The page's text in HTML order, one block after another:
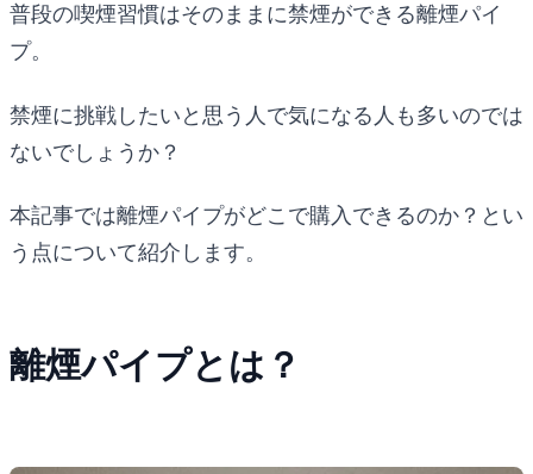
普段の喫煙習慣はそのままに禁煙ができる離煙パイ
プ。
禁煙に挑戦したいと思う人で気になる人も多いのでは
ないでしょうか？
本記事では離煙パイプがどこで購入できるのか？とい
う点について紹介します。
離煙パイプとは？